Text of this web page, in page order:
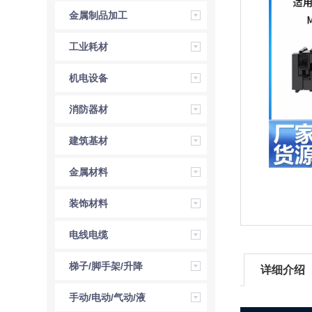
金属制品加工
工业耗材
机电设备
消防器材
建筑基材
金属材料
装饰材料
电线电缆
梯子/脚手架/升降
机
手动/电动/气动/液
详细介绍